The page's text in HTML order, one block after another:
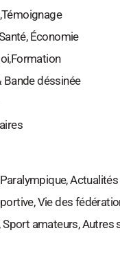
Économie
Bande déssinée
Vie des
amateurs, Autres